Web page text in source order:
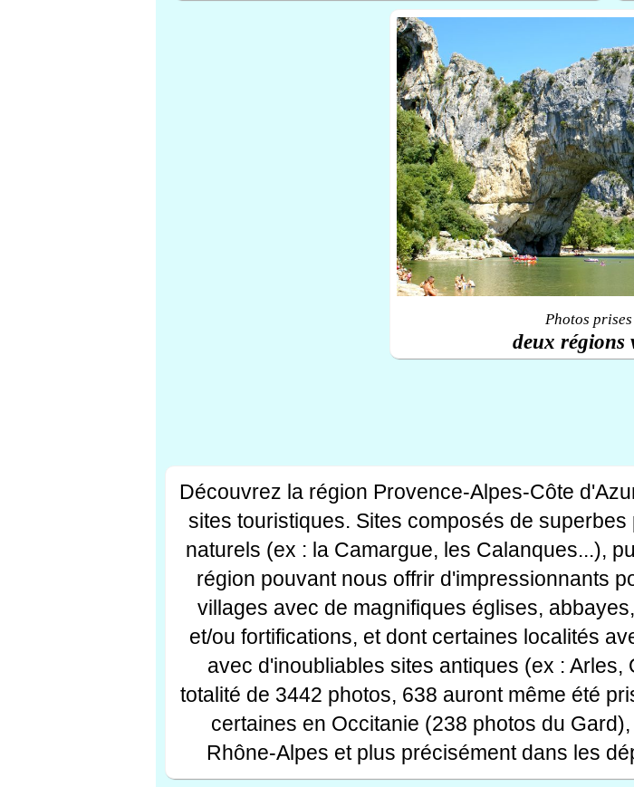
Photos
deux régions
Découvrez la région Provence-Alpes-Côte
sites touristiques. Sites composés de
naturels (ex : la Camargue, les Calanques...),
région pouvant nous offrir d'impressionnants
villages avec de magnifiques églises,
et/ou fortifications, et dont certaines localités
avec d'inoubliables sites antiques (ex :
totalité de 3442 photos, 638 auront même été
certaines en Occitanie (238 photos du
Rhône-Alpes et plus précisément dans les